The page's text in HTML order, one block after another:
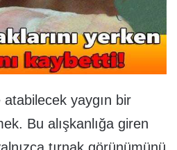
atabilecek yaygın bir
Bu alışkanlığa giren